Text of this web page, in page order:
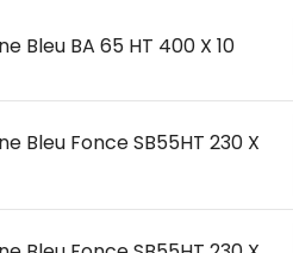
Bleu BA 65 HT 400 X 10
Bleu Fonce SB55HT 230 X